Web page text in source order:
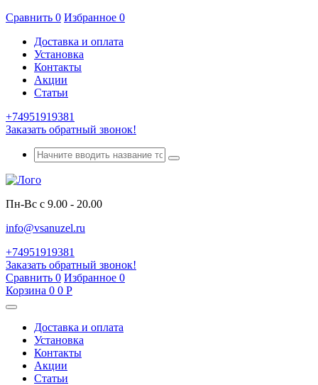
Сравнить 0 Избранное 0
Доставка и оплата
Установка
Контакты
Акции
Статьи
+74951919381
Заказать обратный звонок!
Пн-Вс с 9.00 - 20.00
info@vsanuzel.ru
+74951919381
Заказать обратный звонок!
Сравнить 0 Избранное 0
Корзина 0 0 Р
Доставка и оплата
Установка
Контакты
Акции
Статьи